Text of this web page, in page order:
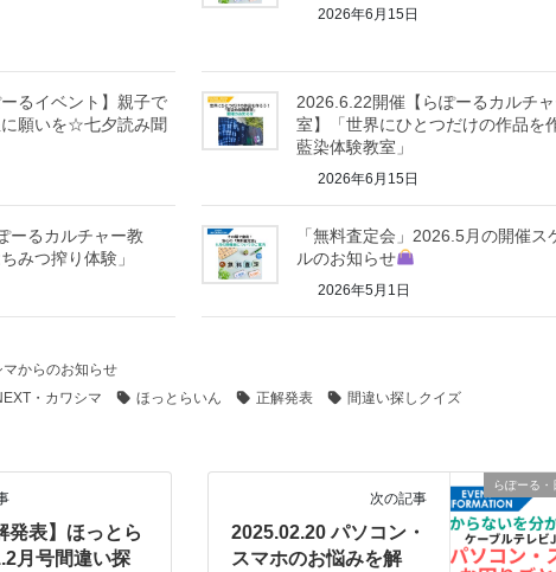
2026年6月15日
るイベント】親子で
願いを☆七夕読み聞
2026.6.22開催【らぽーるカルチ
室】「世界にひとつだけの作品を
藍染体験教室」
2026年6月15日
ーるカルチャー教
みつ搾り体験」
「無料査定会」2026.5月の開催ス
ルのお知らせ
2026年5月1日
マからのお知らせ
・カワシマ ほっとらいん 正解発表 間違い探しクイズ
発表】ほっとら
月号間違い探
らぽーる
次の記事
2025.02.20 パソコン・
スマホのお悩みを解